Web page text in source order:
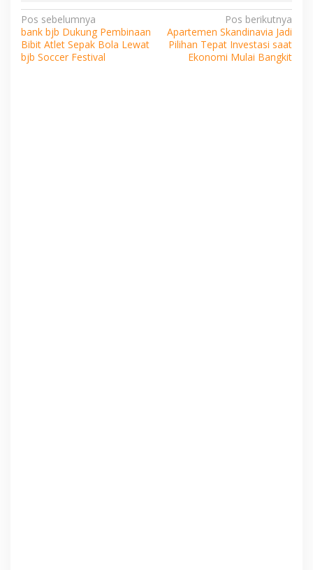
Navigasi
pos
Pos sebelumnya
bank bjb Dukung Pembinaan
Bibit Atlet Sepak Bola Lewat
bjb Soccer Festival
Pos berikutnya
Apartemen Skandinavia Jadi
Pilihan Tepat Investasi saat
Ekonomi Mulai Bangkit